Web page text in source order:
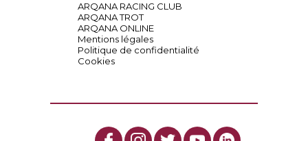
ARQANA RACING CLUB
ARQANA TROT
ARQANA ONLINE
Mentions légales
Politique de confidentialité
Cookies